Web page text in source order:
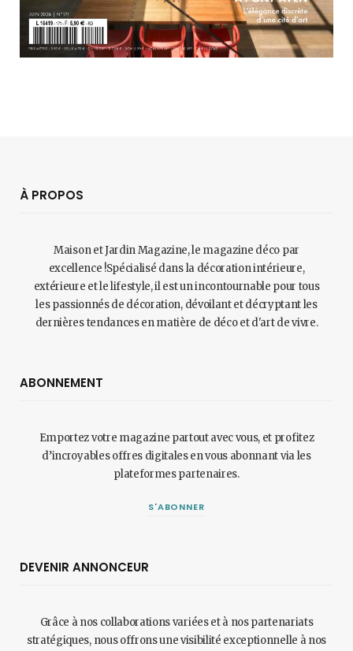
À PROPOS
Maison et Jardin Magazine, le magazine déco par
excellence !Spécialisé dans la décoration intérieure,
extérieure et le lifestyle, il est un incontournable pour tous
les passionnés de décoration, dévoilant et décryptant les
dernières tendances en matière de déco et d'art de vivre.
ABONNEMENT
Emportez votre magazine partout avec vous, et profitez
d’incroyables offres digitales en vous abonnant via les
plateformes partenaires.
S'ABONNER
DEVENIR ANNONCEUR
Grâce à nos collaborations variées et à nos partenariats
stratégiques, nous offrons une visibilité exceptionnelle à nos